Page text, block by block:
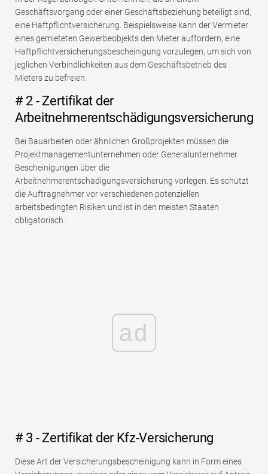
Geschäftsvorgang oder einer Geschäftsbeziehung beteiligt sind,
eine Haftpflichtversicherung. Beispielsweise kann der Vermieter
eines gemieteten Gewerbeobjekts den Mieter auffordern, eine
Haftpflichtversicherungsbescheinigung vorzulegen, um sich von
jeglichen Verbindlichkeiten aus dem Geschäftsbetrieb des
Mieters zu befreien.
# 2 - Zertifikat der
Arbeitnehmerentschädigungsversicherung
Bei Bauarbeiten oder ähnlichen Großprojekten müssen die
Projektmanagementunternehmen oder Generalunternehmer
Bescheinigungen über die
Arbeitnehmerentschädigungsversicherung vorlegen. Es schützt
die Auftragnehmer vor verschiedenen potenziellen
arbeitsbedingten Risiken und ist in den meisten Staaten
obligatorisch.
ad
# 3 - Zertifikat der Kfz-Versicherung
Diese Art der Versicherungsbescheinigung kann in Form eines